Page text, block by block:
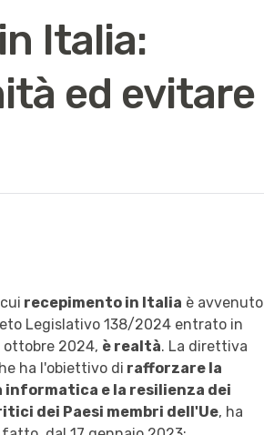
Italia:
ed evitare
recepimento in Italia è avvenuto
Legislativo 138/2024 entrato in
ottobre 2024, è realtà. La direttiva
ha l'obiettivo di rafforzare la
informatica e la resilienza dei
dei Paesi membri dell'Ue, ha